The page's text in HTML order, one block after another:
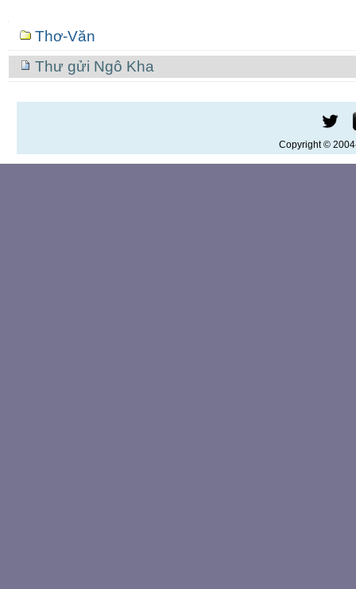
Mục
định
hướng
Thơ-Văn
Thư gửi Ngô Kha
Copyright ©